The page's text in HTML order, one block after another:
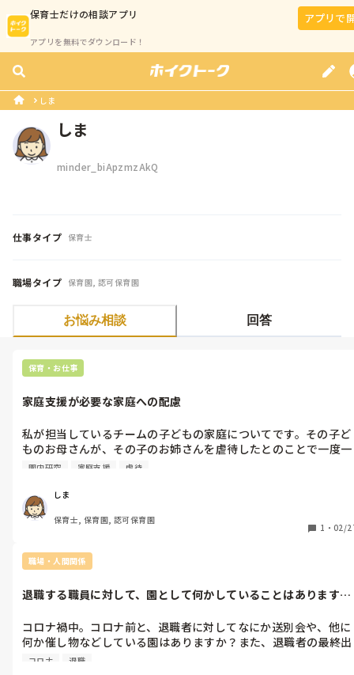
保育士だけの相談アプリ
アプリを無料でダウンロード！
アプリで
しま
しま
minder_biApzmzAkQ
仕事タイプ 保育士
職場タイプ 保育園, 認可保育園
お悩み相談 回答
保育・お仕事
家庭支援が必要な家庭への配慮
私が担当しているチームの子どもの家庭についてです。その子ど
ものお母さんが、その子のお姉さんを虐待したとのことで一度一
時保護されていて、今は家族みんなで一緒に暮らしているという
昼に寝ていたりする状況です。みなさんは、このように、家庭支
援が必要なお子さんを預かった経験はありますか
？どのような事例で、どのような配慮をしていましたか？
園内研究 家庭支援 虐待
しま
保育士, 保育園, 認可保育園
1 ・ 02/
職場・人間関係
退職する職員に対して、園として何かしていることはあります
コロナ禍中。コロナ前と、退職者に対してなにか送別会や、他に
何か催し物などしている園はありますか？また、退職者の最終出
勤日には、何か園全体ですることがありますか？そういうものは
コロナ 退職